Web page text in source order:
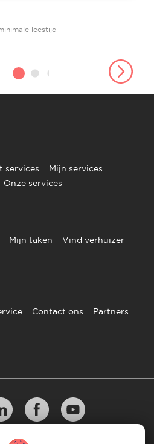
leestijd
services
Mijn services
Onze services
Mijn taken
Vind verhuizer
Contact ons Partners